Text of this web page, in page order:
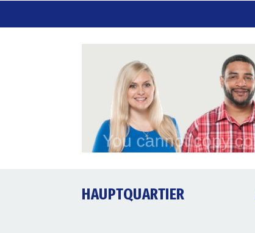
HAUPTQUARTIER